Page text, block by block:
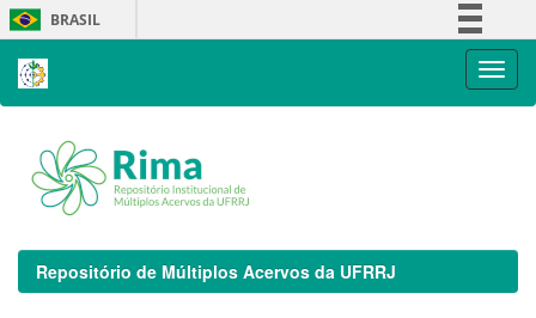
Skip
navigation
BRASIL
Repositório de Múltiplos Acervos da UFRRJ